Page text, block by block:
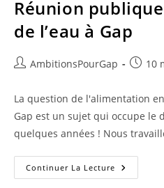
Réunion
de l’eau à Gap
Auteur/autrice
la
publication :
AmbitionsPourGap 10
La question de l'alimentation
Gap est un sujet qui occupe le
quelques années ! Nous
Continuer La Lecture Réunion
Publique